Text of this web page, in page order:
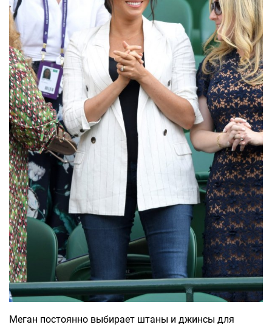
Меган постоянно выбирает штаны и джинсы для